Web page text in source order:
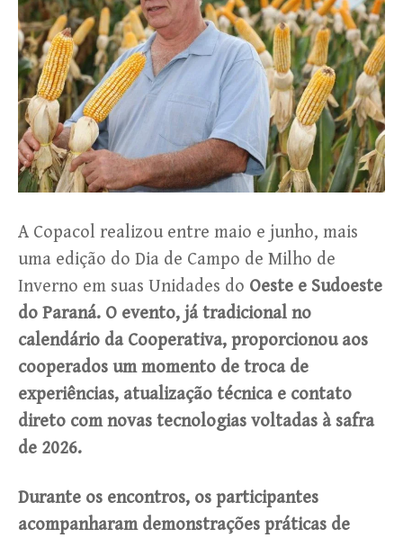
A Copacol realizou entre maio e junho, mais
uma edição do Dia de Campo de Milho de
Inverno em suas Unidades do Oeste e Sudoeste
do Paraná. O evento, já tradicional no
calendário da Cooperativa, proporcionou aos
cooperados um momento de troca de
experiências, atualização técnica e contato
direto com novas tecnologias voltadas à safra
de 2026.
Durante os encontros, os participantes
acompanharam demonstrações práticas de